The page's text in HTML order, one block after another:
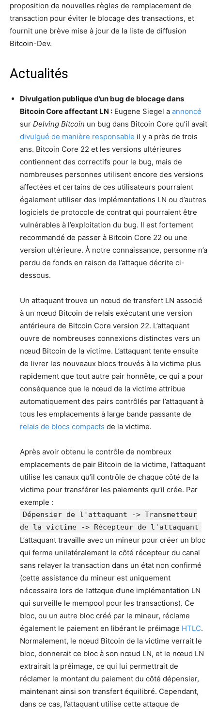
proposition de nouvelles règles de remplacement de
transaction pour éviter le blocage des transactions, et
fournit une brève mise à jour de la liste de diffusion
Bitcoin-Dev.
Actualités
Divulgation publique d’un bug de blocage dans
Bitcoin Core affectant LN : Eugene Siegel a annoncé
sur Delving Bitcoin un bug dans Bitcoin Core qu’il avait
divulgué de manière responsable il y a près de trois
ans. Bitcoin Core 22 et les versions ultérieures
contiennent des correctifs pour le bug, mais de
nombreuses personnes utilisent encore des versions
affectées et certains de ces utilisateurs pourraient
également utiliser des implémentations LN ou d’autres
logiciels de protocole de contrat qui pourraient être
vulnérables à l’exploitation du bug. Il est fortement
recommandé de passer à Bitcoin Core 22 ou une
version ultérieure. À notre connaissance, personne n’a
perdu de fonds en raison de l’attaque décrite ci-
dessous.
Un attaquant trouve un nœud de transfert LN associé
à un nœud Bitcoin de relais exécutant une version
antérieure de Bitcoin Core version 22. L’attaquant
ouvre de nombreuses connexions distinctes vers un
nœud Bitcoin de la victime. L’attaquant tente ensuite
de livrer les nouveaux blocs trouvés à la victime plus
rapidement que tout autre pair honnête, ce qui a pour
conséquence que le nœud de la victime attribue
automatiquement des pairs contrôlés par l’attaquant à
tous les emplacements à large bande passante de
relais de blocs compacts de la victime.
Après avoir obtenu le contrôle de nombreux
emplacements de pair Bitcoin de la victime, l’attaquant
utilise les canaux qu’il contrôle de chaque côté de la
victime pour transférer les paiements qu’il crée. Par
exemple :
Dépensier de l'attaquant -> Transmetteur
de la victime -> Récepteur de l'attaquant
L’attaquant travaille avec un mineur pour créer un bloc
qui ferme unilatéralement le côté récepteur du canal
sans relayer la transaction dans un état non confirmé
(cette assistance du mineur est uniquement
nécessaire lors de l’attaque d’une implémentation LN
qui surveille le mempool pour les transactions). Ce
bloc, ou un autre bloc créé par le mineur, réclame
également le paiement en libérant le préimage HTLC.
Normalement, le nœud Bitcoin de la victime verrait le
bloc, donnerait ce bloc à son nœud LN, et le nœud LN
extrairait la préimage, ce qui lui permettrait de
réclamer le montant du paiement du côté dépensier,
maintenant ainsi son transfert équilibré. Cependant,
dans ce cas, l’attaquant utilise cette attaque de